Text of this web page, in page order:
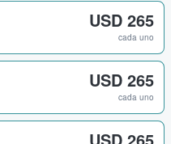
USD 265
cada uno
USD 265
cada uno